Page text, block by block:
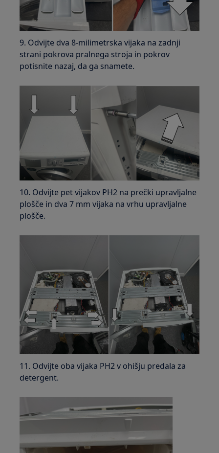
9. Odvijte dva 8‑milimetrska vijaka na zadnji
strani pokrova pralnega stroja in pokrov
potisnite nazaj, da ga snamete.
10. Odvijte pet vijakov PH2 na prečki upravljalne
plošče in dva 7 mm vijaka na vrhu upravljalne
plošče.
11. Odvijte oba vijaka PH2 v ohišju predala za
detergent.